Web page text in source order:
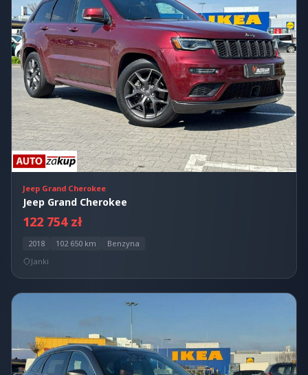
Jeep Grand Cherokee
Jeep Grand Cherokee
122 754 zł
2018 102 650 km
Benzyna
Janki